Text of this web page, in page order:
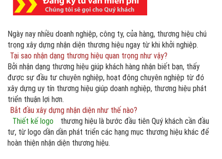
Ngày nay nhiều doanh nghiệp, công ty, của hàng, thương hiệu chú
trọng xây dựng nhận diện thương hiệu ngay từ khi khởi nghiệp.
Tại sao nhận dạng thương hiệu quan trọng như vậy?
Bởi nhận dạng thương hiệu giúp khách hàng nhận biết bạn, thấy
được sự đầu tư chuyên nghiệp, hoạt động chuyên nghiệp từ đó
xây dựng uy tín thương hiệu giúp doanh nghiệp, thương hiệu phát
triển thuận lợi hơn.
Bắt đầu xây dựng nhận diện như thế nào?
Thiết kế logo
thương hiệu là bước đầu tiên Quý khách cần đầu
tư, từ logo dần dần phát triển các hạng mục thương hiệu khác để
hoàn thiện nhận diện thương hiệu.